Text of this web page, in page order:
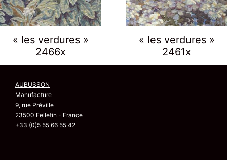
« les verdures »
2466x
« les verdures »
2461x
AUBUSSON
Manufacture
9, rue Préville
23500 Felletin - France
+33 (0)5 55 66 55 42